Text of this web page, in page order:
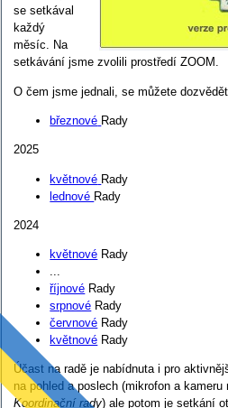
se setkával
každý
měsíc. Na
setkávání jsme zvolili prostředí ZOOM.
O čem jsme jednali, se můžete
březnové Rady
2025
květnové Rady
lednové Rady
2024
květnové Rady
...
říjnové Rady
srpnové Rady
červnové Rady
květnové Rady
Účast na radě je nabídnuta i pro
na pohled a poslech (mikrofon a
Koordinační rady) ale potom je setkání